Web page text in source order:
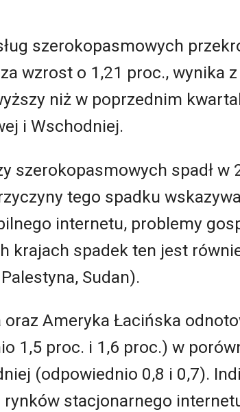
szerokopasmowych
wzrost o 1,21 proc., wynika z
niż w poprzednim
i Wschodniej.
szerokopasmowych spadł w
tego spadku
internetu, problemy
krajach spadek ten jest
Sudan).
Ameryka Łacińska
1,5 proc. i 1,6 proc.) w
(odpowiednio 0,8 i 0,7).
stacjonarnego